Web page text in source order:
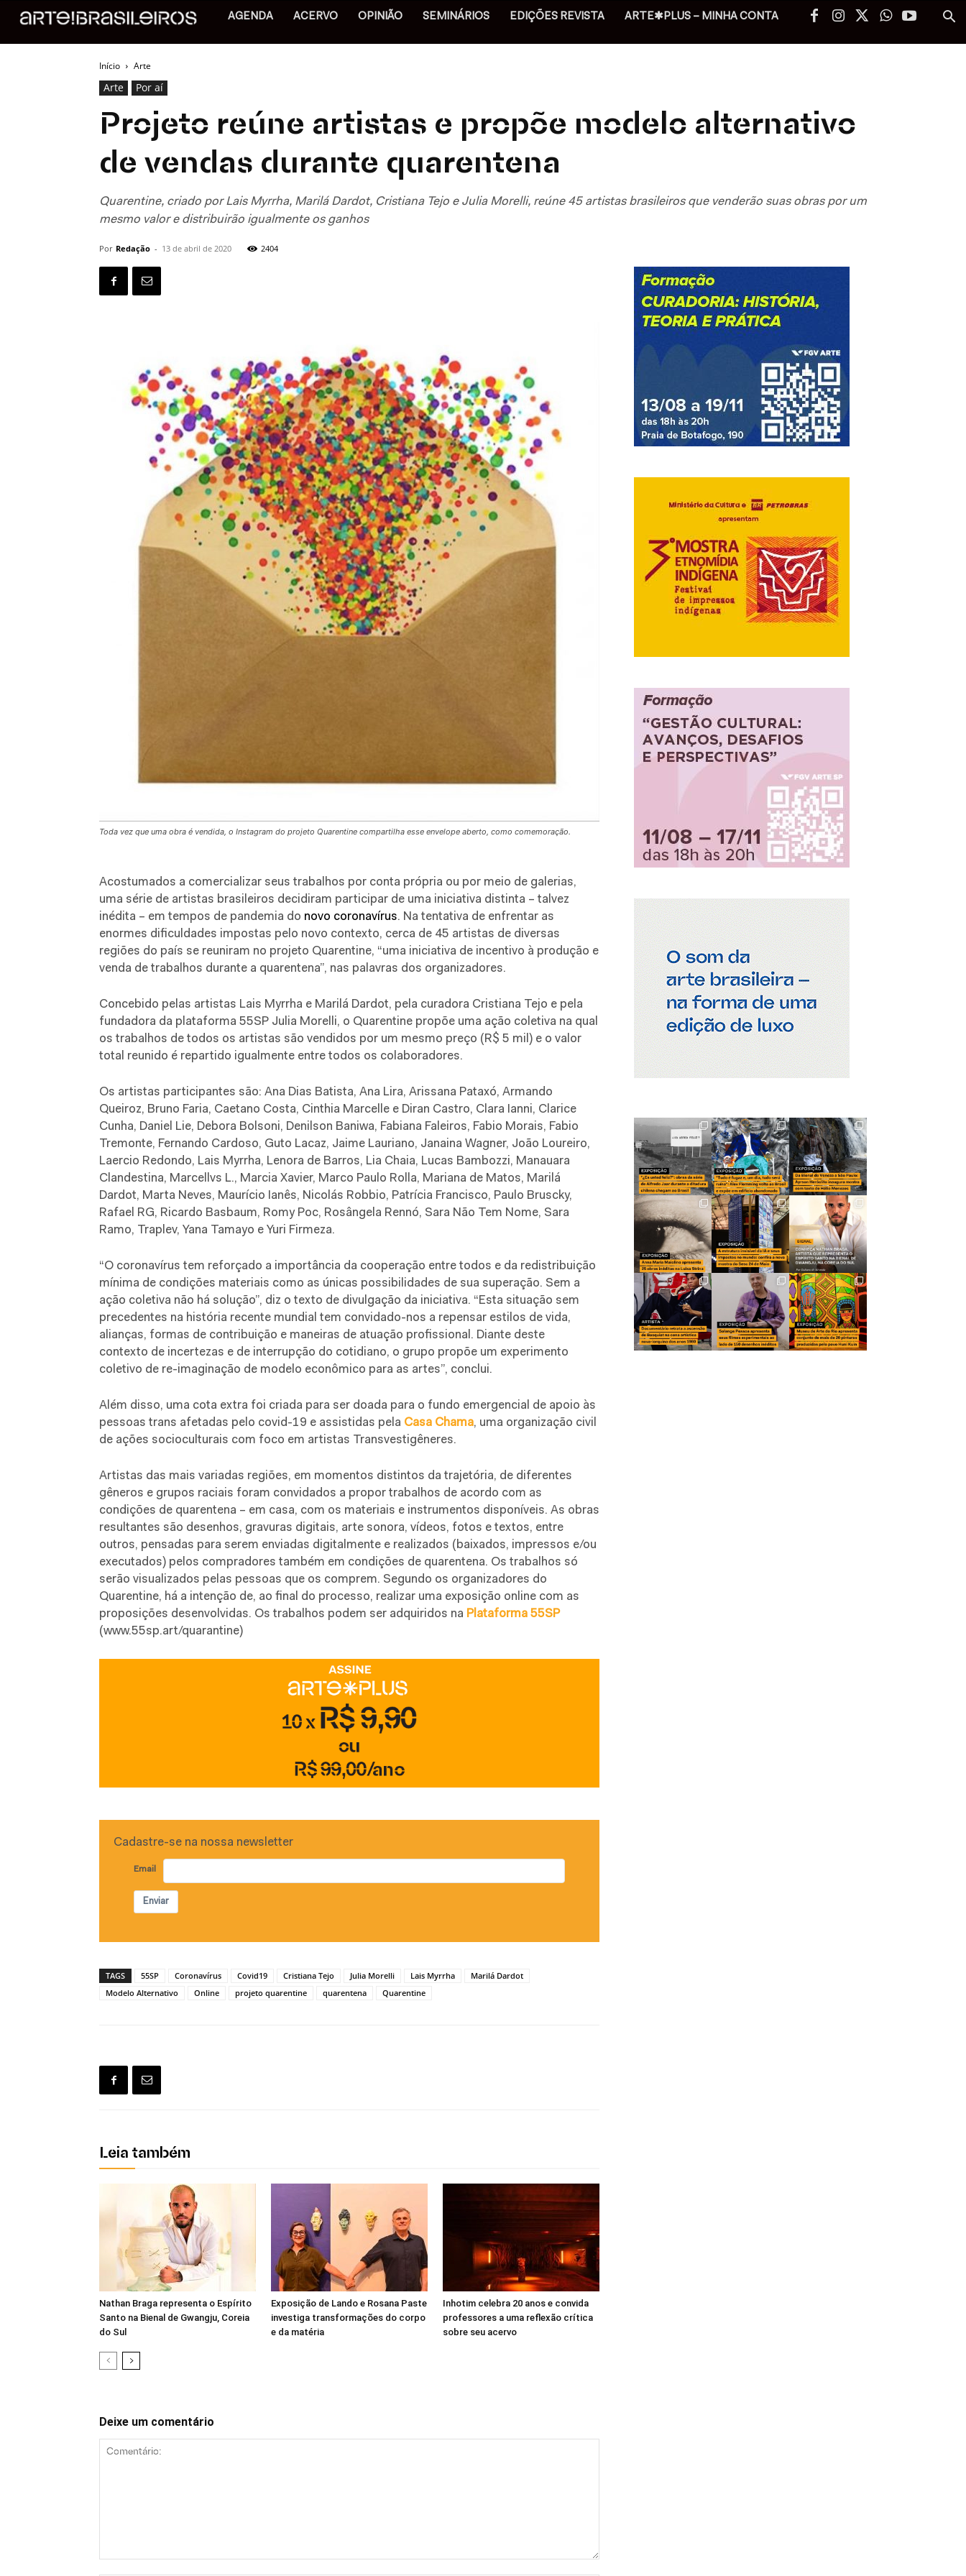
AGENDA ACERVO OPINIÃO SEMINÁRIOS EDIÇÕES REVISTA ARTE✱PLUS – MINHA CONTA
Início Arte
Arte Por aí
Projeto reúne artistas e propõe modelo alternativo
de vendas durante quarentena
Quarentine, criado por Lais Myrrha, Marilá Dardot, Cristiana Tejo e Julia Morelli, reúne 45 artistas brasileiros que venderão suas obras por um
mesmo valor e distribuirão igualmente os ganhos
Por Redação - 13 de abril de 2020 2404
Toda vez que uma obra é vendida, o Instagram do projeto Quarentine compartilha esse envelope aberto, como comemoração.
Acostumados a comercializar seus trabalhos por conta própria ou por meio de galerias,
uma série de artistas brasileiros decidiram participar de uma iniciativa distinta – talvez
inédita – em tempos de pandemia do novo coronavírus. Na tentativa de enfrentar as
enormes dificuldades impostas pelo novo contexto, cerca de 45 artistas de diversas
regiões do país se reuniram no projeto Quarentine, “uma iniciativa de incentivo à produção e
venda de trabalhos durante a quarentena”, nas palavras dos organizadores.
Concebido pelas artistas Lais Myrrha e Marilá Dardot, pela curadora Cristiana Tejo e pela
fundadora da plataforma 55SP Julia Morelli, o Quarentine propõe uma ação coletiva na qual
os trabalhos de todos os artistas são vendidos por um mesmo preço (R$ 5 mil) e o valor
total reunido é repartido igualmente entre todos os colaboradores.
Os artistas participantes são: Ana Dias Batista, Ana Lira, Arissana Pataxó, Armando
Queiroz, Bruno Faria, Caetano Costa, Cinthia Marcelle e Diran Castro, Clara Ianni, Clarice
Cunha, Daniel Lie, Debora Bolsoni, Denilson Baniwa, Fabiana Faleiros, Fabio Morais, Fabio
Tremonte, Fernando Cardoso, Guto Lacaz, Jaime Lauriano, Janaina Wagner, João Loureiro,
Laercio Redondo, Lais Myrrha, Lenora de Barros, Lia Chaia, Lucas Bambozzi, Manauara
Clandestina, Marcellvs L., Marcia Xavier, Marco Paulo Rolla, Mariana de Matos, Marilá
Dardot, Marta Neves, Maurício Ianês, Nicolás Robbio, Patrícia Francisco, Paulo Bruscky,
Rafael RG, Ricardo Basbaum, Romy Poc, Rosângela Rennó, Sara Não Tem Nome, Sara
Ramo, Traplev, Yana Tamayo e Yuri Firmeza.
“O coronavírus tem reforçado a importância da cooperação entre todos e da redistribuição
mínima de condições materiais como as únicas possibilidades de sua superação. Sem a
ação coletiva não há solução”, diz o texto de divulgação da iniciativa. “Esta situação sem
precedentes na história recente mundial tem convidado-nos a repensar estilos de vida,
alianças, formas de contribuição e maneiras de atuação profissional. Diante deste
contexto de incertezas e de interrupção do cotidiano, o grupo propõe um experimento
coletivo de re-imaginação de modelo econômico para as artes”, conclui.
Além disso, uma cota extra foi criada para ser doada para o fundo emergencial de apoio às
pessoas trans afetadas pelo covid-19 e assistidas pela Casa Chama, uma organização civil
de ações socioculturais com foco em artistas Transvestigêneres.
Artistas das mais variadas regiões, em momentos distintos da trajetória, de diferentes
gêneros e grupos raciais foram convidados a propor trabalhos de acordo com as
condições de quarentena – em casa, com os materiais e instrumentos disponíveis. As obras
resultantes são desenhos, gravuras digitais, arte sonora, vídeos, fotos e textos, entre
outros, pensadas para serem enviadas digitalmente e realizados (baixados, impressos e/ou
executados) pelos compradores também em condições de quarentena. Os trabalhos só
serão visualizados pelas pessoas que os comprem. Segundo os organizadores do
Quarentine, há a intenção de, ao final do processo, realizar uma exposição online com as
proposições desenvolvidas. Os trabalhos podem ser adquiridos na Plataforma 55SP
(www.55sp.art/quarantine)
Cadastre-se na nossa newsletter
Email
Enviar
TAGS 55SP Coronavírus Covid19 Cristiana Tejo Julia Morelli Lais Myrrha
Marilá Dardot
Modelo Alternativo
Online projeto quarentine quarentena Quarentine
Leia também
Nathan Braga representa o Espírito
Santo na Bienal de Gwangju, Coreia
do Sul
Exposição de Lando e Rosana Paste
investiga transformações do corpo
e da matéria
Inhotim celebra 20 anos e convida
professores a uma reflexão crítica
sobre seu acervo
Deixe um comentário